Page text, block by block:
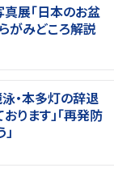
真展「日本のお盆
がみどころ解説
・本多灯の辞退
ります」「再発防